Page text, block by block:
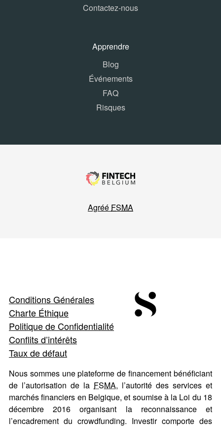
Contactez-nous
Apprendre
Blog
Événements
FAQ
Risques
Agréé FSMA
Conditions Générales
Charte Éthique
Politique de Confidentialité
Conflits d’intérêts
Taux de défaut
Nous sommes une plateforme de financement bénéficiant
de l’autorisation de la FSMA, l’autorité des services et
marchés financiers en Belgique, et soumise à la Loi du 18
décembre 2016 organisant la reconnaissance et
l’encadrement du crowdfunding. Investir comporte des